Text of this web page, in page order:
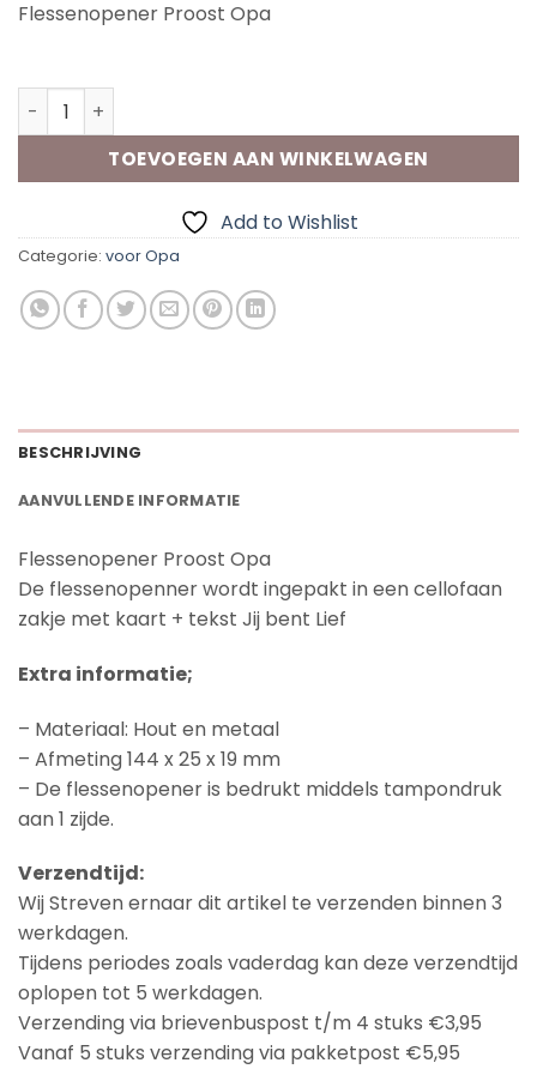
Flessenopener Proost Opa
Flessenopener "Proost Opa" +Kaart aantal
TOEVOEGEN AAN WINKELWAGEN
Add to Wishlist
Categorie: voor Opa
BESCHRIJVING
AANVULLENDE INFORMATIE
Flessenopener Proost Opa
De flessenopenner wordt ingepakt in een cellofaan
zakje met kaart + tekst Jij bent Lief
Extra informatie;
– Materiaal: Hout en metaal
– Afmeting 144 x 25 x 19 mm
– De flessenopener is bedrukt middels tampondruk
aan 1 zijde.
Verzendtijd:
Wij Streven ernaar dit artikel te verzenden binnen 3
werkdagen.
Tijdens periodes zoals vaderdag kan deze verzendtijd
oplopen tot 5 werkdagen.
Verzending via brievenbuspost t/m 4 stuks €3,95
Vanaf 5 stuks verzending via pakketpost €5,95